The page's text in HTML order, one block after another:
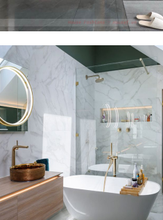
Mẫu Nhà Tắm 4
XEM CHI TIẾT